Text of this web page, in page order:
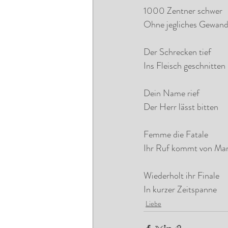
1000 Zentner schwer
Ohne jegliches Gewand
Der Schrecken tief
Ins Fleisch geschnitten
Dein Name rief
Der Herr lässt bitten
Femme die Fatale
Ihr Ruf kommt von
Wiederholt ihr Finale
In kurzer Zeitspanne
Liebe